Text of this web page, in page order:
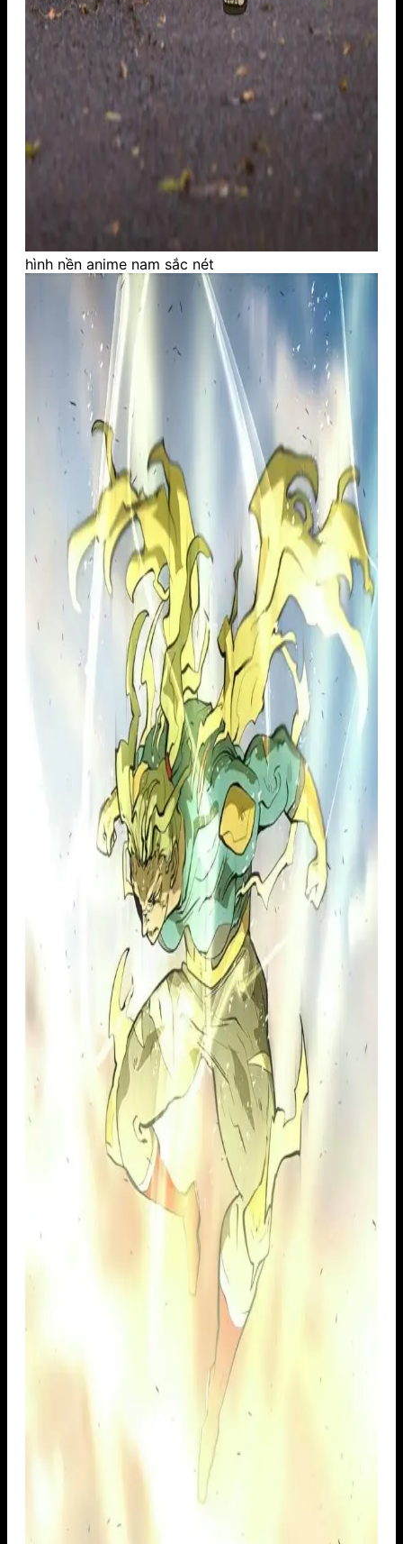
hình nền anime nam sắc nét